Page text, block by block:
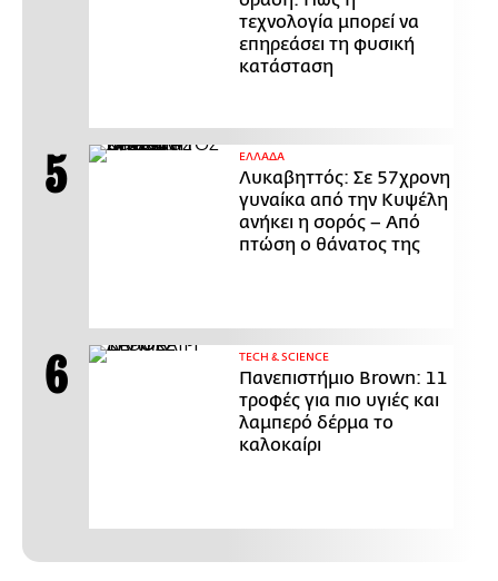
τεχνολογία μπορεί να
επηρεάσει τη φυσική
κατάσταση
ΕΛΛΑΔΑ
Λυκαβηττός: Σε 57χρονη
γυναίκα από την Κυψέλη
ανήκει η σορός – Από
πτώση ο θάνατος της
ΤECH & SCIENCE
Πανεπιστήμιο Brown: 11
τροφές για πιο υγιές και
λαμπερό δέρμα το
καλοκαίρι